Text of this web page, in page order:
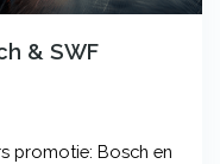
& SWF
promotie: Bosch en